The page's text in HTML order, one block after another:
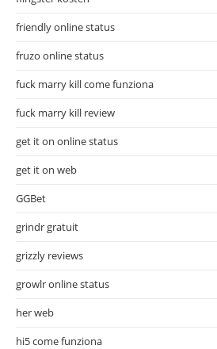
friendly online status
fruzo online status
fuck marry kill come funziona
fuck marry kill review
get it on online status
get it on web
GGBet
grindr gratuit
grizzly reviews
growlr online status
her web
hi5 come funziona